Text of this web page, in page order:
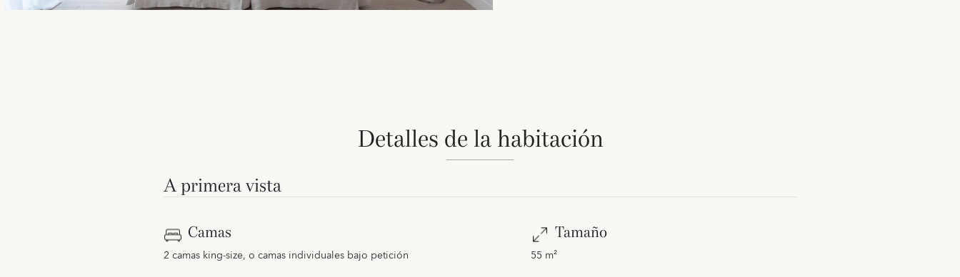
Detalles de la habitación
A primera vista
Camas
2 camas king-size, o camas individuales bajo petición
Tamaño
55 m²